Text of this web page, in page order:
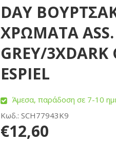
DAY
ΧΡΩΜΑΤΑ ASS.
GREY/3XDARK
ESPIEL
Άμεσα, παράδοση σε 7-10
Κωδ.: SCH77943K9
€12,60